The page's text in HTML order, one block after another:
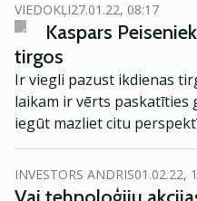
VIEDOKĻI27.01.22, 08:17
Kaspars
tirgos
Ir viegli pazust ikdienas
laikam ir vērts
iegūt mazliet citu
nolēmis izdarīt un doties
tirgiem un paskatīties, kas
indeksos un aktīvos kopš
INVESTORS ANDRIS01.02.22,